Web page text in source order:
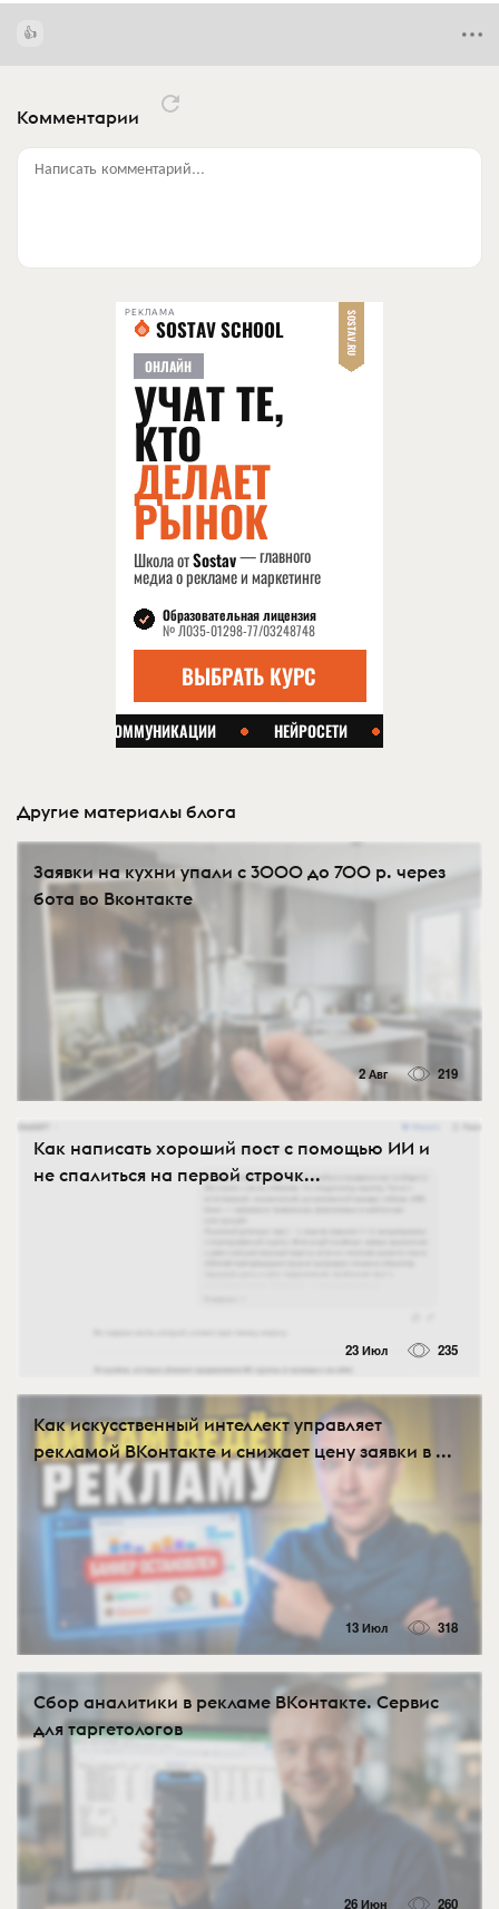
Комментарии
Написать комментарий...
РЕКЛАМА
Другие материалы блога
Заявки на кухни упали с 3000 до 700 р. через
бота во Вконтакте
2 Авг 219
Как написать хороший пост с помощью ИИ и
не спалиться на первой строчк...
23 Июл 235
Как искусственный интеллект управляет
рекламой ВКонтакте и снижает цену заявки в ...
13 Июл 318
Сбор аналитики в рекламе ВКонтакте. Сервис
для таргетологов
26 Июн 260